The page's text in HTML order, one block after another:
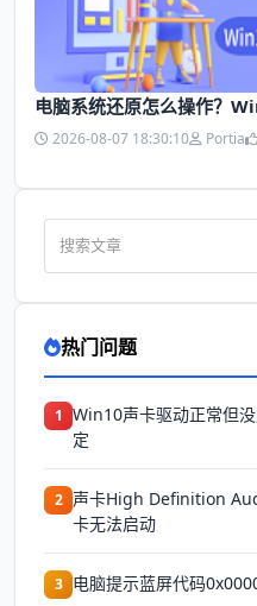
电脑系统还原怎么操作？
2026-08-07 18:30:10 Portia
热门问题
1 Win10声卡驱动正常但
定
2 声卡High Definition
卡无法启动
3 电脑提示蓝屏代码